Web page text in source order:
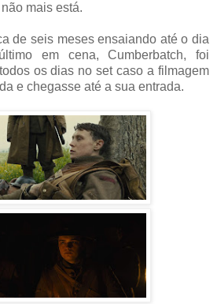
mais está.
de seis meses ensaiando até o dia
em cena, Cumberbatch, foi
os dias no set caso a filmagem
e chegasse até a sua entrada.